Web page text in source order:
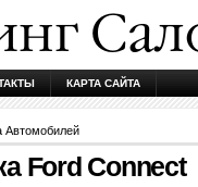
КАРТА САЙТА
Автомобилей
Ford Connect